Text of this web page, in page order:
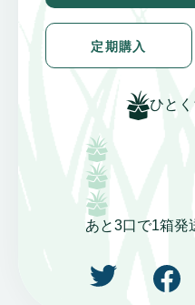
定期購入
ひと
あと3口で1箱発